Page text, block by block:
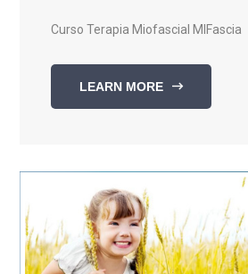
Curso Terapia Miofascial MIFascia
LEARN MORE